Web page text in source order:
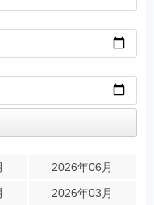
2026年06月
2026年03月